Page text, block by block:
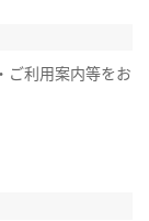
ご利用案内等をお